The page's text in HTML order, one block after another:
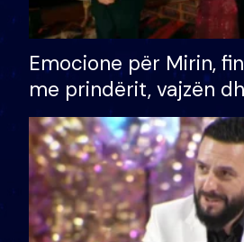
Emocione për Mirin,
me prindërit, vajzën
bashkëshorten:
divorci apo jo?